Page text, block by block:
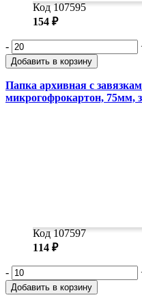
Код 107595
154 ₽
-
Добавить в корзину
Папка архивная с
микрогофрокартон, 75мм,
Код 107597
114 ₽
-
Добавить в корзину